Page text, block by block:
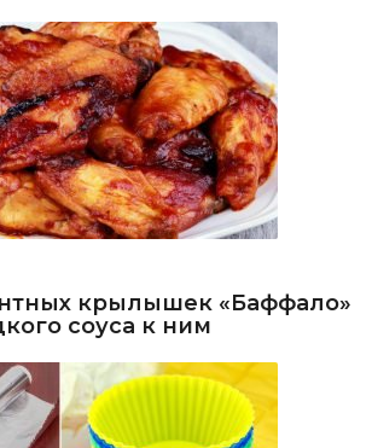
крылышек «Баффало»
соуса к ним